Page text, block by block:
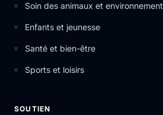
Soin des animaux et environnement
Enfants et jeunesse
Santé et bien-être
Sports et loisirs
SOUTIEN